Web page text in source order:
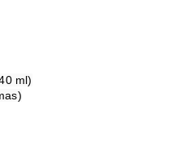
ml)